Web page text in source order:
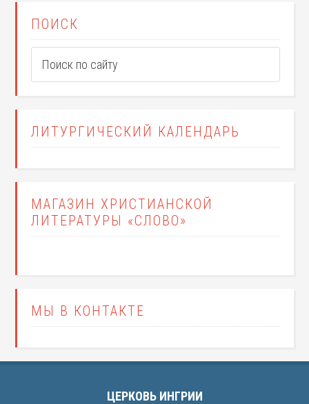
ПОИСК
ЛИТУРГИЧЕСКИЙ КАЛЕНДАРЬ
МАГАЗИН ХРИСТИАНСКОЙ
ЛИТЕРАТУРЫ «СЛОВО»
МЫ В КОНТАКТЕ
ЦЕРКОВЬ ИНГРИИ